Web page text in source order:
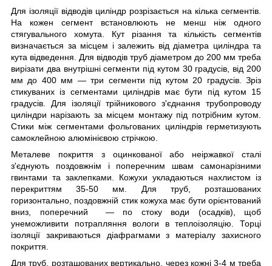
Для ізоляції відводів циліндр розрізається на кілька сегментів.
На кожен сегмент встановлюють не менш ніж одного
стягувального хомута. Кут різання та кількість сегментів
визначається за місцем і залежить від діаметра циліндра та
кута відведення. Для відводів труб діаметром до 200 мм треба
вирізати два внутрішні сегменти під кутом 30 градусів, від 200
мм до 400 мм — три сегменти під кутом 20 градусів. Зріз
стикуваних із сегментами циліндрів має бути під кутом 15
градусів. Для ізоляції трійникового з'єднання трубопроводу
циліндри нарізають за місцем монтажу під потрібним кутом.
Стики між сегментами фольгованих циліндрів герметизують
самоклейною алюмінієвою стрічкою.
Металеве покриття з оцинкованої або неіржавкої сталі
з'єднують поздовжнім і поперечним швам самонарізними
гвинтами та заклепками. Кожухи укладаються нахлистом із
перекриттям 35-50 мм. Для труб, розташованих
горизонтально, поздовжній стик кожуха має бути орієнтований
вниз, поперечний — по стоку води (осадків), щоб
унеможливити потрапляння вологи в теплоізоляцію. Торці
ізоляції закриваються діафрагмами з матеріалу захисного
покриття.
Для труб, розташованих вертикально, через кожні 3-4 м треба